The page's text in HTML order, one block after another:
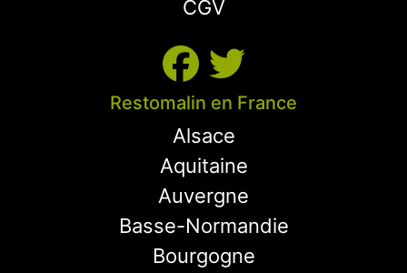
CGV
Restomalin en France
Alsace
Aquitaine
Auvergne
Basse-Normandie
Bourgogne